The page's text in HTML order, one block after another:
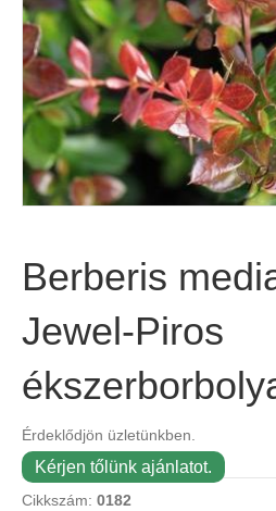
Berberis
Jewel-Piros
Érdeklődjön üzletünkben.
Kérjen tőlünk ajánlatot.
Cikkszám: 0182